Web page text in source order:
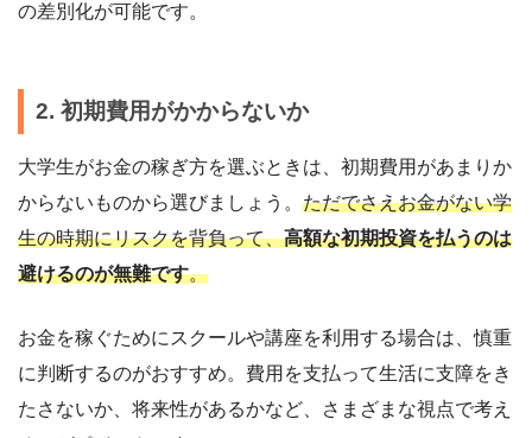
の差別化が可能です。
2. 初期費用がかからないか
大学生がお金の稼ぎ方を選ぶときは、初期費用があまりか
からないものから選びましょう。 ただでさえお金がない学
生の時期にリスクを背負って、高額な初期投資を払うのは
避けるのが無難です。
お金を稼ぐためにスクールや講座を利用する場合は、慎重
に判断するのがおすすめ。費用を支払って生活に支障をき
たさないか、将来性があるかなど、さまざまな視点で考え